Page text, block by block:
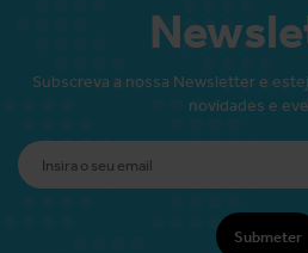
Subscreva a nossa Newsletter e
novidades e
Submeter